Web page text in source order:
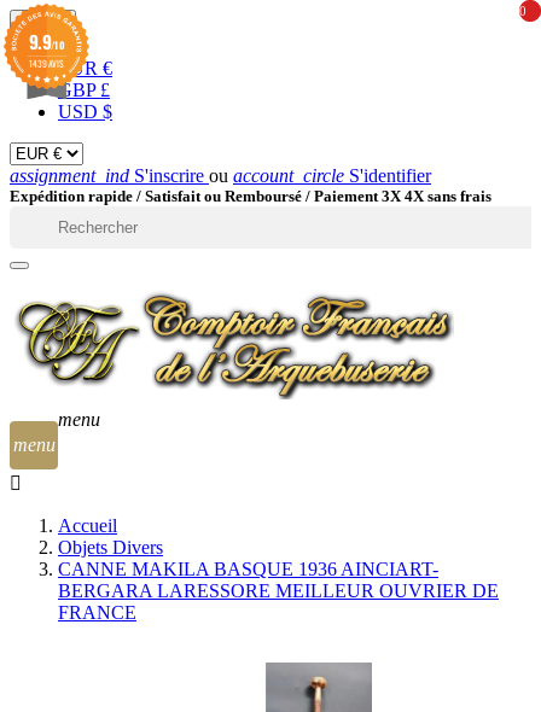
EUR 
EUR €
GBP £
USD $
assignment_ind S'inscrire ou account_circle S'identifier
Expédition rapide / Satisfait ou Remboursé / Paiement 3X 4X sans frais
menu
0
0
menu
Accueil
Objets Divers
CANNE MAKILA BASQUE 1936 AINCIART-
BERGARA LARESSORE MEILLEUR OUVRIER DE
FRANCE
9.9/10
1439 AVIS